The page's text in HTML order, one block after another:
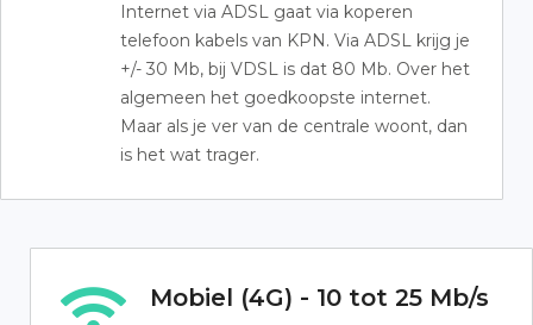
Internet via ADSL gaat via koperen
telefoon kabels van KPN. Via ADSL krijg je
+/- 30 Mb, bij VDSL is dat 80 Mb. Over het
algemeen het goedkoopste internet.
Maar als je ver van de centrale woont, dan
is het wat trager.
Mobiel (4G) - 10 tot 25 Mb/s